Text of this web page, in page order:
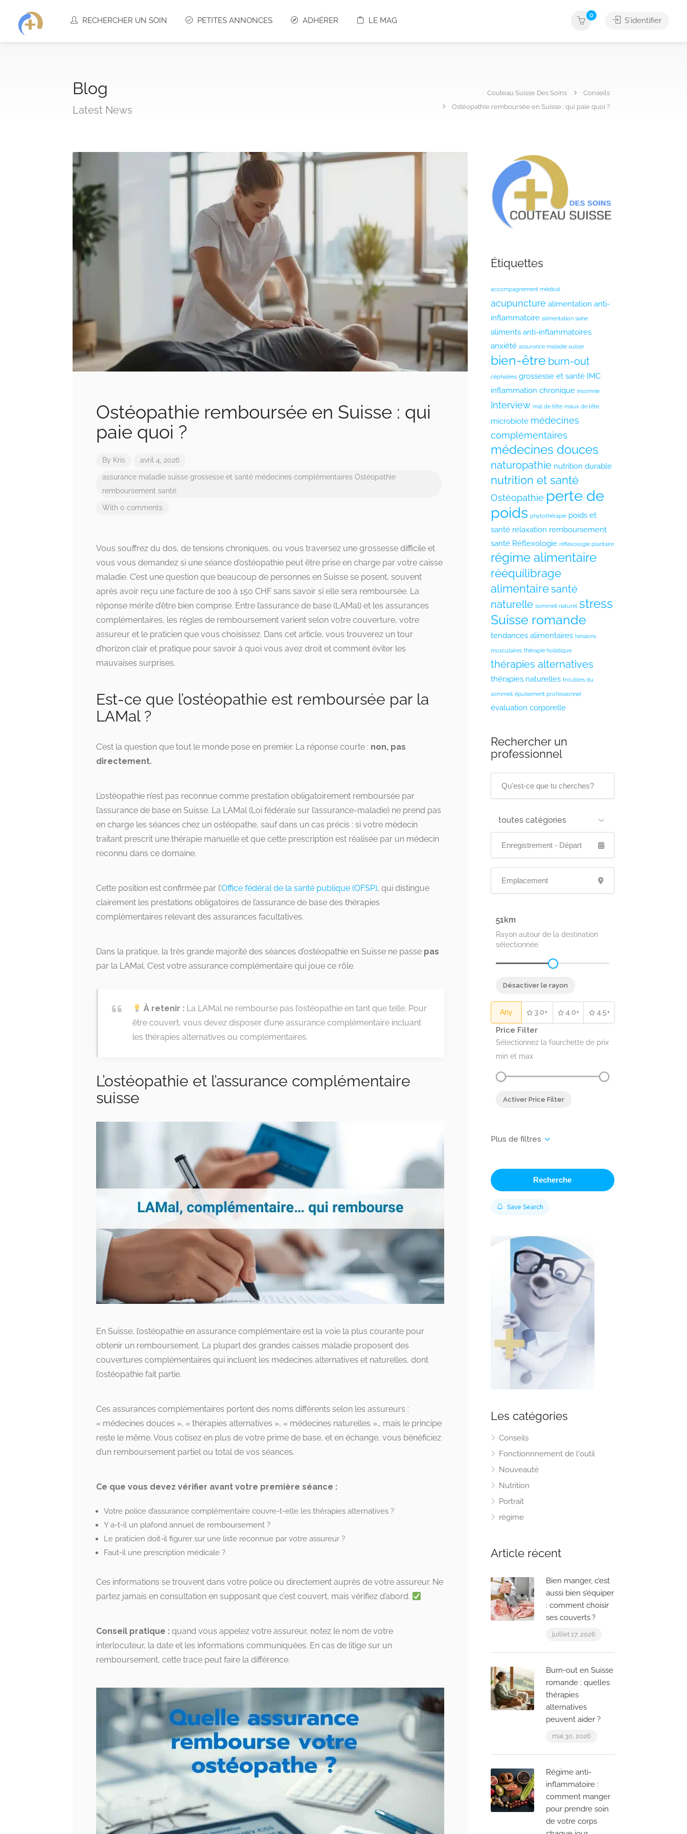
RECHERCHER UN SOIN PETITES ANNONCES ADHÉRER LE MAG
0
S'identifier
Blog
Latest News
Couteau Suisse Des Soins
Conseils
Ostéopathie remboursée en Suisse : qui paie quoi ?
Ostéopathie remboursée en Suisse : qui
paie quoi ?
By Kris avril 4, 2026
assurance maladie suisse grossesse et santé médecines complémentaires Ostéopathie
remboursement santé
With 0 comments
Vous souffrez du dos, de tensions chroniques, ou vous traversez une grossesse difficile et
vous vous demandez si une séance d’ostéopathie peut être prise en charge par votre caisse
maladie. C’est une question que beaucoup de personnes en Suisse se posent, souvent
après avoir reçu une facture de 100 à 150 CHF sans savoir si elle sera remboursée. La
réponse mérite d’être bien comprise. Entre l’assurance de base (LAMal) et les assurances
complémentaires, les règles de remboursement varient selon votre couverture, votre
assureur et le praticien que vous choisissez. Dans cet article, vous trouverez un tour
d’horizon clair et pratique pour savoir à quoi vous avez droit et comment éviter les
mauvaises surprises.
Est-ce que l’ostéopathie est remboursée par la
LAMal ?
C’est la question que tout le monde pose en premier. La réponse courte : non, pas
directement.
L’ostéopathie n’est pas reconnue comme prestation obligatoirement remboursée par
l’assurance de base en Suisse. La LAMal (Loi fédérale sur l’assurance-maladie) ne prend pas
en charge les séances chez un ostéopathe, sauf dans un cas précis : si votre médecin
traitant prescrit une thérapie manuelle et que cette prescription est réalisée par un médecin
reconnu dans ce domaine.
Cette position est confirmée par l’Office fédéral de la santé publique (OFSP), qui distingue
clairement les prestations obligatoires de l’assurance de base des thérapies
complémentaires relevant des assurances facultatives.
Dans la pratique, la très grande majorité des séances d’ostéopathie en Suisse ne passe pas
par la LAMal. C’est votre assurance complémentaire qui joue ce rôle.
À retenir : La LAMal ne rembourse pas l’ostéopathie en tant que telle. Pour
être couvert, vous devez disposer d’une assurance complémentaire incluant
les thérapies alternatives ou complémentaires.
L’ostéopathie et l’assurance complémentaire
suisse
En Suisse, l’ostéopathie en assurance complémentaire est la voie la plus courante pour
obtenir un remboursement. La plupart des grandes caisses maladie proposent des
couvertures complémentaires qui incluent les médecines alternatives et naturelles, dont
l’ostéopathie fait partie.
Ces assurances complémentaires portent des noms différents selon les assureurs :
« médecines douces », « thérapies alternatives », « médecines naturelles »… mais le principe
reste le même. Vous cotisez en plus de votre prime de base, et en échange, vous bénéficiez
d’un remboursement partiel ou total de vos séances.
Ce que vous devez vérifier avant votre première séance :
Votre police d’assurance complémentaire couvre-t-elle les thérapies alternatives ?
Y a-t-il un plafond annuel de remboursement ?
Le praticien doit-il figurer sur une liste reconnue par votre assureur ?
Faut-il une prescription médicale ?
Ces informations se trouvent dans votre police ou directement auprès de votre assureur. Ne
partez jamais en consultation en supposant que c’est couvert, mais vérifiez d’abord.
Conseil pratique : quand vous appelez votre assureur, notez le nom de votre
interlocuteur, la date et les informations communiquées. En cas de litige sur un
remboursement, cette trace peut faire la différence.
Étiquettes
accompagnement médical
acupuncture alimentation anti-
inflammatoire alimentation saine
aliments anti-inflammatoires
anxiété assurance maladie suisse
bien-être burn-out
céphalées grossesse et santé IMC
inflammation chronique insomnie
Interview mal de tête maux de tête
microbiote médecines
complémentaires
médecines douces
naturopathie nutrition durable
nutrition et santé
Ostéopathie perte de
poids phytothérapie poids et
santé relaxation remboursement
santé Réflexologie réflexologie plantaire
régime alimentaire
rééquilibrage
alimentairesanté
naturelle sommeil naturel stress
Suisse romande
tendances alimentaires tensions
musculaires thérapie holistique
thérapies alternatives
thérapies naturelles troubles du
sommeil épuisement professionnel
évaluation corporelle
Rechercher un
professionnel
toutes catégories
51
Rayon autour de la destination
sélectionnée
Désactiver le rayon
Any 3.0+ 4.0+ 4.5+
Price Filter
Sélectionnez la fourchette de prix
min et max
Activer Price Filter
Recherche
Save Search
Les catégories
Conseils
Fonctionnnement de l'outil
Nouveauté
Nutrition
Portrait
régime
Article récent
Bien manger, c’est
aussi bien s’équiper
: comment choisir
ses couverts ?
juillet 17, 2026
Burn-out en Suisse
romande : quelles
thérapies
alternatives
peuvent aider ?
mai 30, 2026
Régime anti-
inflammatoire :
comment manger
pour prendre soin
de votre corps